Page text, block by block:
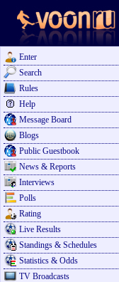
Enter
Search
Rules
Help
Message Board
Blogs
Public Guestbook
News & Reports
Interviews
Polls
Rating
Live Results
Standings & Schedules
Statistics & Odds
TV Broadcasts